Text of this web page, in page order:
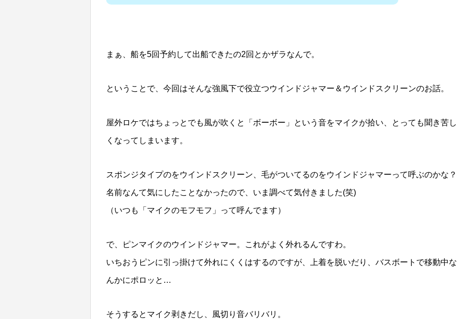
まぁ、船を5回予約して出船できたの2回とかザラなんで。
ということで、今回はそんな強風下で役立つウインドジャマー＆ウインドスクリーンのお話。
屋外ロケではちょっとでも風が吹くと「ボーボー」という音をマイクが拾い、とっても聞き苦し
くなってしまいます。
スポンジタイプのをウインドスクリーン、毛がついてるのをウインドジャマーって呼ぶのかな？
名前なんて気にしたことなかったので、いま調べて気付きました(笑)
（いつも「マイクのモフモフ」って呼んでます）
で、ピンマイクのウインドジャマー。これがよく外れるんですわ。
いちおうピンに引っ掛けて外れにくくはするのですが、上着を脱いだり、バスボートで移動中な
んかにポロッと…
そうするとマイク剥きだし、風切り音バリバリ。